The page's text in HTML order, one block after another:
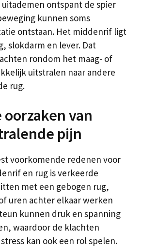
ontspant de spier
kunnen soms
ontstaan. Het middenrif ligt
slokdarm en lever. Dat
rondom het maag- of
uitstralen naar andere
rug.
van
pijn
voorkomende redenen voor
en rug is verkeerde
met een gebogen rug,
uren achter elkaar werken
kunnen druk en spanning
waardoor de klachten
kan ook een rol spelen.